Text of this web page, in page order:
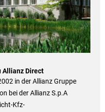
Allianz Direct
in der Allianz Gruppe
bei der Allianz S.p.A
Kfz-